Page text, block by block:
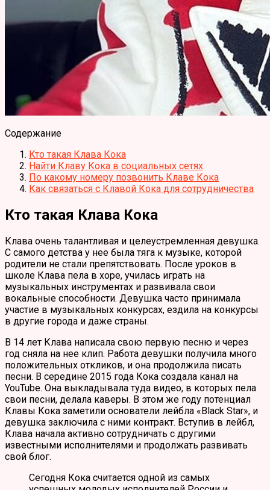
Содержание
Кто такая Клава Кока
Найти Клаву Кока в социальных сетях
По какому номеру позвонить Клаве Кока
Как связаться с Клавой Кока для сотрудничества
Кто такая Клава Кока
Клава очень талантливая и целеустремленная девушка.
С самого детства у нее была тяга к музыке, которой
родители не стали препятствовать. После уроков в
школе Клава пела в хоре, училась играть на
музыкальных инструментах и развивала свои
вокальные способности. Девушка часто принимала
участие в музыкальных конкурсах, ездила на конкурсы
в другие города и даже страны.
В 14 лет Клава написала свою первую песню и через
год сняла на нее клип. Работа девушки получила много
положительных откликов, и она продолжила писать
песни. В середине 2015 года Кока создала канал на
YouTube. Она выкладывала туда видео, в которых пела
свои песни, делала каверы. В этом же году потенциал
Клавы Кока заметили основатели лейбла «Black Star», и
девушка заключила с ними контракт. Вступив в лейбл,
Клава начала активно сотрудничать с другими
известными исполнителями и продолжать развивать
свой блог.
Сегодня Кока считается одной из самых